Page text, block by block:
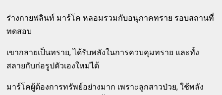
ร่างกายฟลินท์ มาร์โค หลอมรวมกับอนุภาคทราย รอบสถานที่
ทดสอบ
เขากลายเป็นทราย, ได้รับพลังในการควบคุมทราย และทั้ง
สลายกับก่อรูปตัวเองใหม่ได้
มาร์โคผู้ต้องการทรัพย์อย่างมาก เพราะลูกสาวป่วย, ใช้พลัง